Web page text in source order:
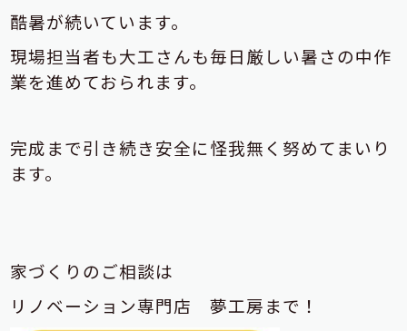
酷暑が続いています。
現場担当者も大工さんも毎日厳しい暑さの中作
業を進めておられます。
完成まで引き続き安全に怪我無く努めてまいり
ます。
家づくりのご相談は
リノベーション専門店 夢工房まで！